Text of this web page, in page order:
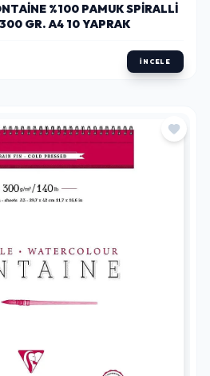
%100 PAMUK SPIRALLI
GR. A4 10 YAPRAK
İNCELE